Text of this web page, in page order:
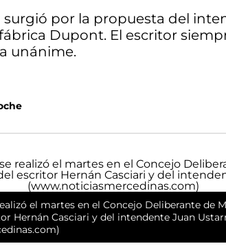
por la propuesta del
Dupont. El escritor
unánime.
el martes en el Concejo Deliberante de
Hernán Casciari y del intendente Juan